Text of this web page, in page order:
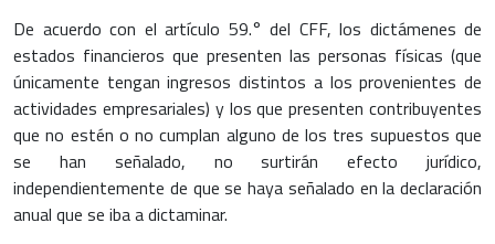
De acuerdo con el artículo 59.° del CFF, los dictámenes de
estados financieros que presenten las personas físicas (que
únicamente tengan ingresos distintos a los provenientes de
actividades empresariales) y los que presenten contribuyentes
que no estén o no cumplan alguno de los tres supuestos que
se han señalado, no surtirán efecto jurídico,
independientemente de que se haya señalado en la declaración
anual que se iba a dictaminar.